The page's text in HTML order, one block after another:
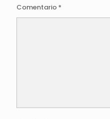
Comentario *